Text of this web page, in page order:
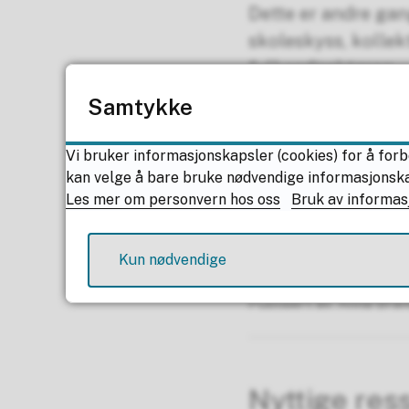
Dette er andre
skoleskyss,
fylkesdirektøren.
–Vi er tøffe i
og elevers liv og
kan være
og mye innstilt
seg ute om å
,www.175.no og
Publisert av Anna
Nyttige
Samtykke
Vi bruker informasjonskapsler (cookies) for å
kan velge å bare bruke nødvendige
Les mer om personvern hos oss
Bruk av
Kun nødvendige